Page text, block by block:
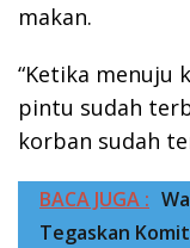
makan.
“Ketika menuju
pintu sudah
korban sudah
BACA JUGA :
Tegaskan